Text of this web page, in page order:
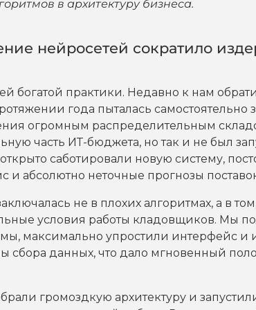
в архитектуру бизнеса.
нейросетей сократило
богатой практики. Недавно к нам
года пыталась самостоятельно
огромным распределительным
часть ИТ-бюджета, но так и не был
саботировали новую систему,
абсолютно неточные прогнозы
не в плохих алгоритмах, а в
условия работы кладовщиков. Мы
максимально упростили интерфейс и
сбора данных, что дало мгновенный
громоздкую архитектуру и